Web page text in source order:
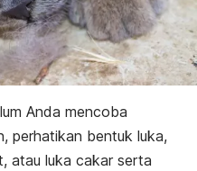
Anda mencoba
perhatikan bentuk luka,
atau luka cakar serta